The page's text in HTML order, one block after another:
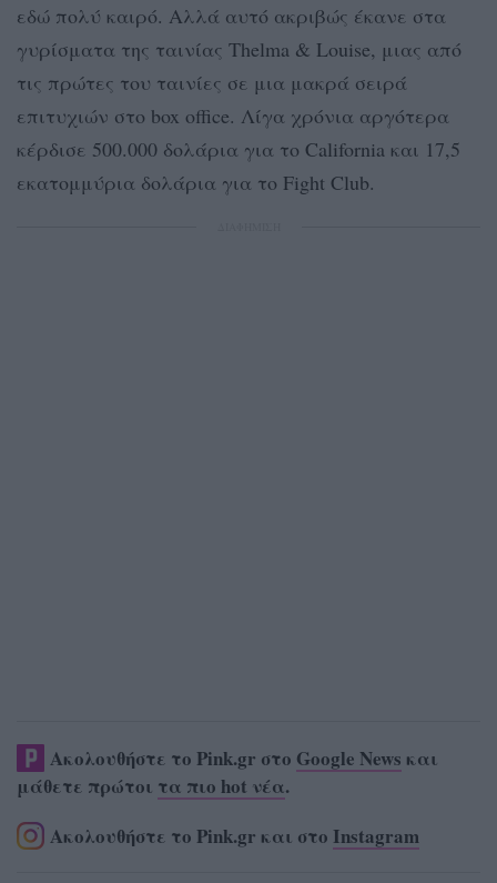
εδώ πολύ καιρό. Αλλά αυτό ακριβώς έκανε στα
γυρίσματα της ταινίας Thelma & Louise, μιας από
τις πρώτες του ταινίες σε μια μακρά σειρά
επιτυχιών στο box office. Λίγα χρόνια αργότερα
κέρδισε 500.000 δολάρια για το California και 17,5
εκατομμύρια δολάρια για το Fight Club.
Ακολουθήστε το Pink.gr στο Google News και
μάθετε πρώτοι τα πιο hot νέα.
Ακολουθήστε το Pink.gr και στο Instagram